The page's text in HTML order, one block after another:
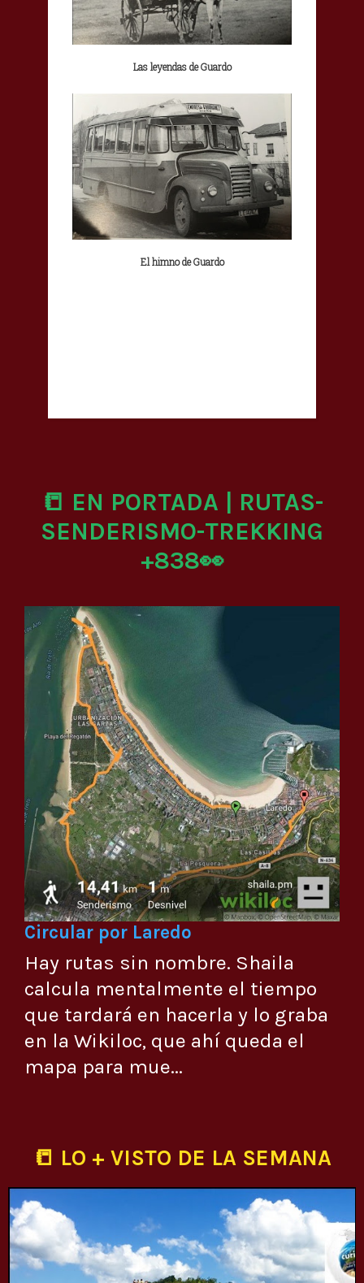
Las leyendas de Guardo
El himno de Guardo
📒 EN PORTADA | RUTAS-
SENDERISMO-TREKKING
+838👀
Circular por Laredo
Hay rutas sin nombre. Shaila
calcula mentalmente el tiempo
que tardará en hacerla y lo graba
en la Wikiloc, que ahí queda el
mapa para mue...
📒 LO + VISTO DE LA SEMANA